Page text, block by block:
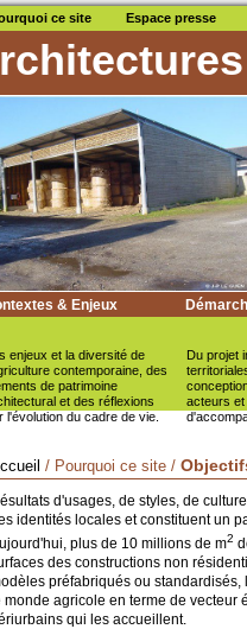
ce site Espace presse
& Enjeux
enjeux et la diversité de
contemporaine, des
de patrimoine
et des réflexions
l'évolution du cadre de vie.
Du projet
acteurs et
/ Pourquoi ce site /
d'usages, de styles, de
identités locales et constituent un
plus de 10 millions de m2
des constructions non
préfabriqués ou
monde agricole en terme de
qui les accueillent.